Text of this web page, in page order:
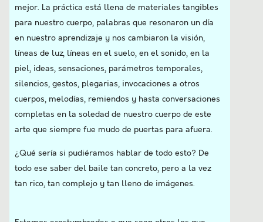
mejor. La práctica está llena de materiales tangibles
para nuestro cuerpo, palabras que resonaron un día
en nuestro aprendizaje y nos cambiaron la visión,
líneas de luz, líneas en el suelo, en el sonido, en la
piel, ideas, sensaciones, parámetros temporales,
silencios, gestos, plegarias, invocaciones a otros
cuerpos, melodías, remiendos y hasta conversaciones
completas en la soledad de nuestro cuerpo de este
arte que siempre fue mudo de puertas para afuera.
¿Qué sería si pudiéramos hablar de todo esto? De
todo ese saber del baile tan concreto, pero a la vez
tan rico, tan complejo y tan lleno de imágenes.